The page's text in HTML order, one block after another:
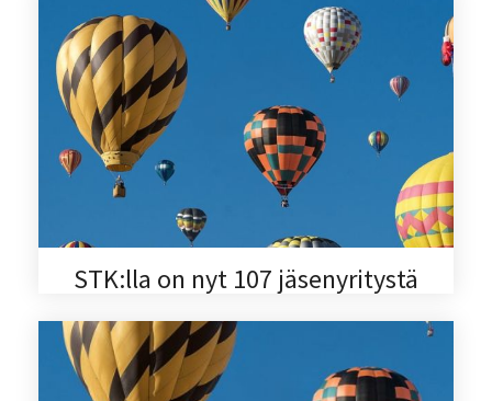
STK:lla on nyt 107 jäsenyritystä